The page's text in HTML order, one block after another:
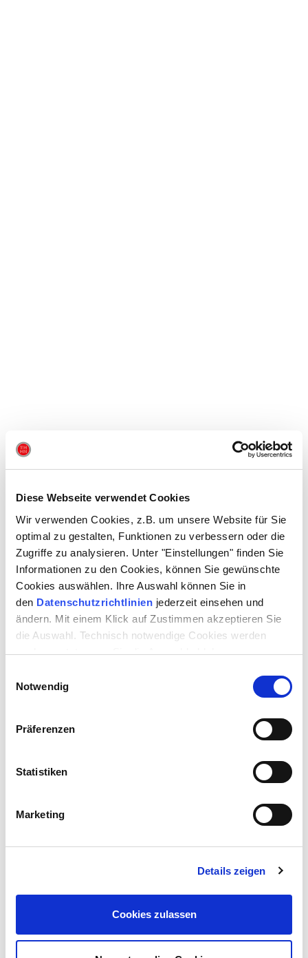
Diese Webseite verwendet Cookies
Wir verwenden Cookies, z.B. um unsere Website für Sie
optimal zu gestalten, Funktionen zu verbessern oder die
Zugriffe zu analysieren. Unter "Einstellungen" finden Sie
Informationen zu den Cookies, können Sie gewünschte
Cookies auswählen. Ihre Auswahl können Sie in
den Datenschutzrichtlinien jederzeit einsehen und
ändern. Mit einem Klick auf Zustimmen akzeptieren Sie
die Auswahl. Technisch notwendige Cookies werden
auch gesetzt, wenn Sie die Auswahl ablehnen.
Notwendig
Präferenzen
Statistiken
Marketing
Details zeigen
Cookies zulassen